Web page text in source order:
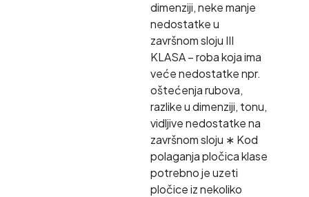
dimenziji, neke manje
nedostatke u
završnom sloju III
KLASA – roba koja ima
veće nedostatke npr.
oštećenja rubova,
razlike u dimenziji, tonu,
vidljive nedostatke na
završnom sloju ∗ Kod
polaganja pločica klase
potrebno je uzeti
pločice iz nekoliko